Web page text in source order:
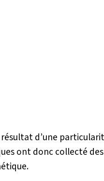
d’une
ont donc collecté